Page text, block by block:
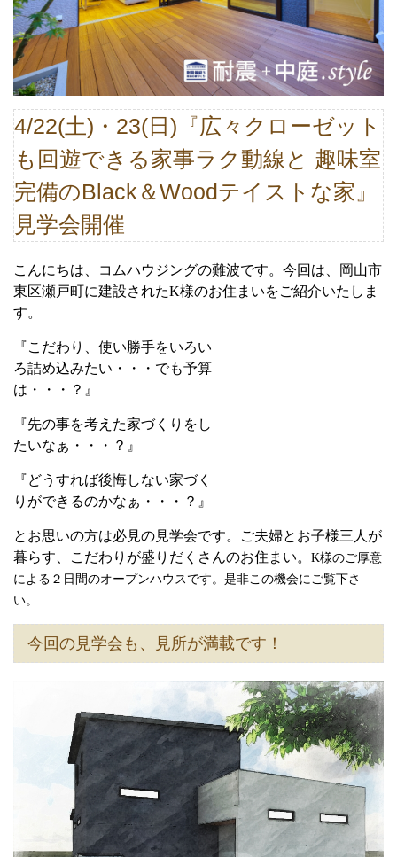
4/22(土)・23(日)『広々クローゼット
も回遊できる家事ラク動線と 趣味室
完備のBlack＆Woodテイストな家』
見学会開催
こんにちは、コムハウジングの難波です。 今回は、岡山市
東区瀬戸町に建設されたK様のお住まいをご紹介いたしま
す。
『こだわり、使い勝手をいろい
ろ詰め込みたい・・・でも予算
は・・・？』
『先の事を考えた家づくりをし
たいなぁ・・・？』
『どうすれば後悔しない家づく
りができるのかなぁ・・・？』
とお思いの方は必見の見学会です。
ご夫婦とお子様三人が
暮らす、こだわりが盛りだくさんのお住まい。 K様のご厚意
による２日間のオープンハウスです。是非この機会にご覧下さ
い。
今回の見学会も、見所が満載です！